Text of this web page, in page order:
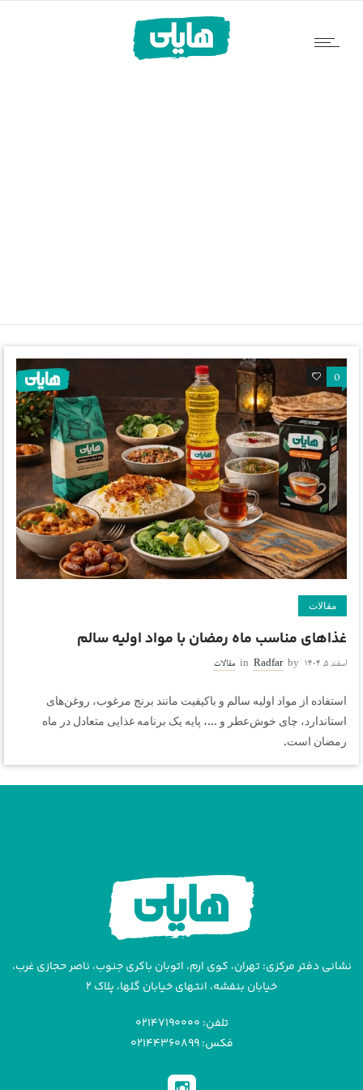
0
0
مقالات
غذاهای مناسب ماه رمضان با مواد اولیه سالم
اسفند ۵, ۱۴۰۴ by
Radfar
in مقالات
استفاده از مواد اولیه سالم و باکیفیت مانند برنج مرغوب، روغن‌های
استاندارد، چای خوش‌عطر و ...، پایه یک برنامه غذایی متعادل در ماه
رمضان است.
نشانی دفتر مرکزی: تهران، کوی ارم، اتوبان باکری جنوب، ناصر حجازی غرب،
خیابان بنفشه، انتهای خیابان گلها، پلاک ۲
تلفن: ۰۲۱۴۷۱۹۰۰۰۰
فکس: ۰۲۱۴۴۳۶۰۸۹۹